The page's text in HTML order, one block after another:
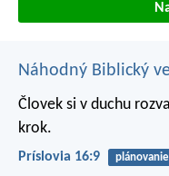
Náhodný Biblický
Človek si v duchu
krok.
Príslovia 16:9 plánovanie